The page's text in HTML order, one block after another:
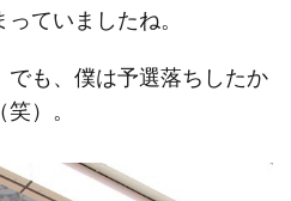
ていましたね。
も、僕は予選落ちしたか
）。